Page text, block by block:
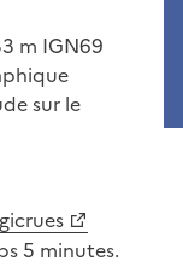
m IGN69
sur le
5 minutes.